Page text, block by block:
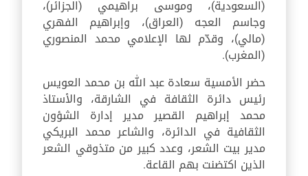
(السعودية)، وموسى براهيمي (الجزائر)،
وجاسم العجه (العراق)، وإبراهيم الفهري
(مالي)، وقدّم لها الإعلامي محمد المنصوري
(المغرب).
حضر الأمسية سعادة عبد الله بن محمد العويس
رئيس دائرة الثقافة في الشارقة، والأستاذ
محمد إبراهيم القصير مدير إدارة الشؤون
الثقافية في الدائرة، والشاعر محمد البريكي
مدير بيت الشعر، وعدد كبير من متذوقي الشعر
الذين اكتضنت بهم القاعة.